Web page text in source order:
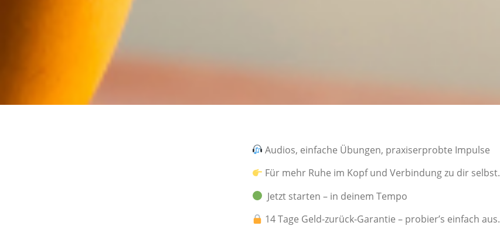
Audios, einfache Übungen, praxiserprobte Impulse
Für mehr Ruhe im Kopf und Verbindung zu dir selbst.
Jetzt starten – in deinem Tempo
14 Tage Geld-zurück-Garantie – probier’s einfach aus.